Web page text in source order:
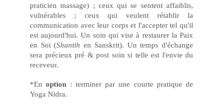
praticien massage) ; ceux qui se sentent affaiblis,
vulnérables ; ceux qui veulent rétablir la
communication avec leur corps et l'accepter tel qu'il
est aujourd'hui. Un soin qui vise à restaurer la Paix
en Soi (Shantih en Sanskrit). Un temps d'échange
sera précieux pré & post soin si telle est l'envie du
receveur.
*Enoption : terminer par une courte pratique de
Yoga Nidra.